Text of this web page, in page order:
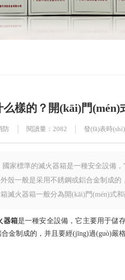
的？開(kāi)門(mén)
防 閱讀量：2082 發(fā)表時
，國家標準的滅火器箱是一種安全設備
外殼一般是采用不銹鋼或鋁合金制成的
滅火器箱一般分為開(kāi)門(mén)式和
器箱是一種安全設備，它主要用于儲
制成的，并且要經(jīng)過(guò)嚴格的